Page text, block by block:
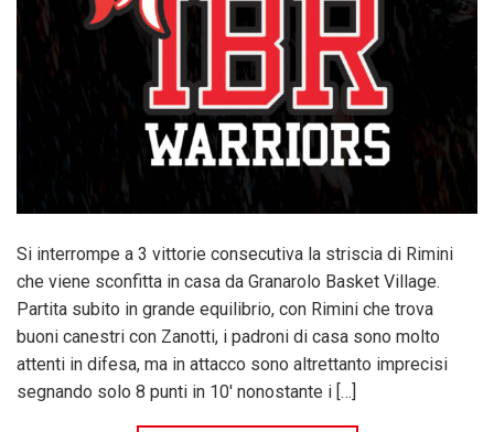
Si interrompe a 3 vittorie consecutiva la striscia di Rimini
che viene sconfitta in casa da Granarolo Basket Village.
Partita subito in grande equilibrio, con Rimini che trova
buoni canestri con Zanotti, i padroni di casa sono molto
attenti in difesa, ma in attacco sono altrettanto imprecisi
segnando solo 8 punti in 10' nonostante i […]